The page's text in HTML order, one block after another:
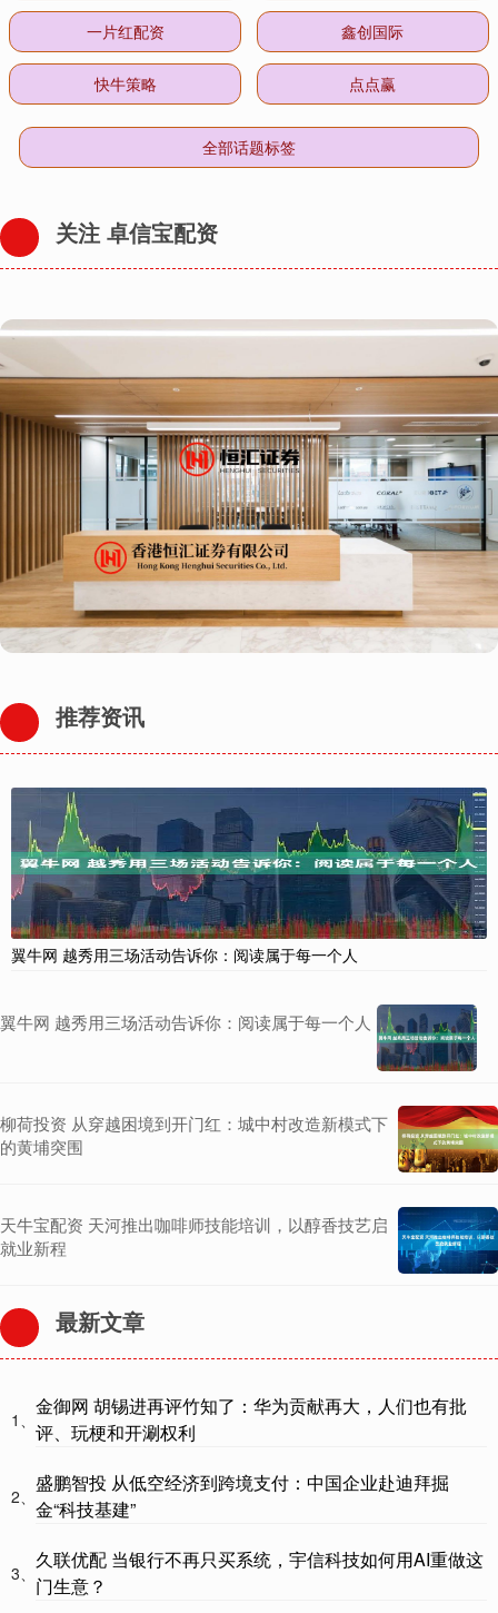
一片红配资 鑫创国际
快牛策略 点点赢
全部话题标签
关注 卓信宝配资
推荐资讯
翼牛网 越秀用三场活动告诉你：阅读属于每一个人
翼牛网 越秀用三场活动告诉你：阅读属于每一个人
柳荷投资 从穿越困境到开门红：城中村改造新模式下
的黄埔突围
天牛宝配资 天河推出咖啡师技能培训，以醇香技艺启
就业新程
最新文章
1、
金御网 胡锡进再评竹知了：华为贡献再大，人们也有批
评、玩梗和开涮权利
2、
盛鹏智投 从低空经济到跨境支付：中国企业赴迪拜掘
金“科技基建”
3、
久联优配 当银行不再只买系统，宇信科技如何用AI重做这
门生意？